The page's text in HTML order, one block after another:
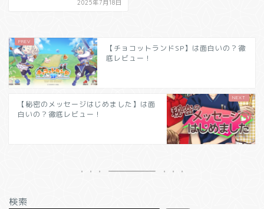
2025年7月18日
【チョコットランドSP】は面白いの？徹
底レビュー！
【秘密のメッセージはじめました】は面
白いの？徹底レビュー！
検索